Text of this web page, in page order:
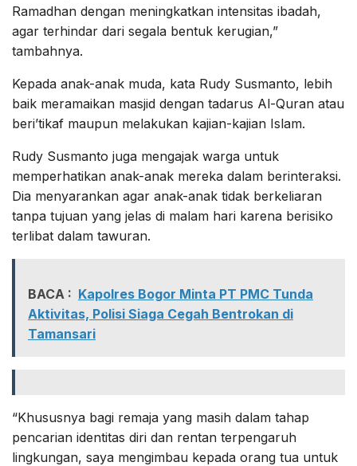
Ramadhan dengan meningkatkan intensitas ibadah,
agar terhindar dari segala bentuk kerugian,”
tambahnya.
Kepada anak-anak muda, kata Rudy Susmanto, lebih
baik meramaikan masjid dengan tadarus Al-Quran atau
beri’tikaf maupun melakukan kajian-kajian Islam.
Rudy Susmanto juga mengajak warga untuk
memperhatikan anak-anak mereka dalam berinteraksi.
Dia menyarankan agar anak-anak tidak berkeliaran
tanpa tujuan yang jelas di malam hari karena berisiko
terlibat dalam tawuran.
BACA : Kapolres Bogor Minta PT PMC Tunda
Aktivitas, Polisi Siaga Cegah Bentrokan di
Tamansari
“Khususnya bagi remaja yang masih dalam tahap
pencarian identitas diri dan rentan terpengaruh
lingkungan, saya mengimbau kepada orang tua untuk